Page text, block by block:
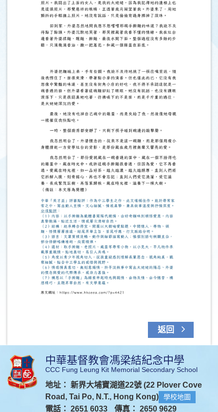
返回
中華基督教會馮梁結紀念中學
CCC Fung Leung Kit Memorial Secondary School
地址： 新界大埔寶湖道22號 (22 Plover Cove
Road, Tai Po, N.T., Hong Kong)
學校地圖
電話： 2651 6033 傳真： 2650 9629